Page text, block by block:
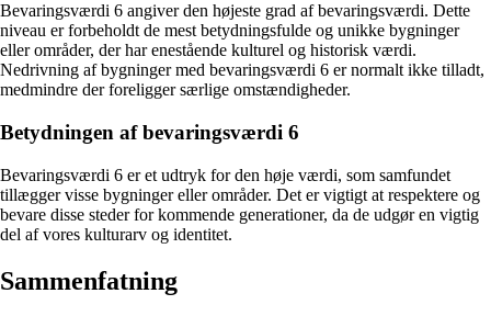
Bevaringsværdi 6 angiver den højeste grad af bevaringsværdi. Dette
niveau er forbeholdt de mest betydningsfulde og unikke bygninger
eller områder, der har enestående kulturel og historisk værdi.
Nedrivning af bygninger med bevaringsværdi 6 er normalt ikke tilladt,
medmindre der foreligger særlige omstændigheder.
Betydningen af bevaringsværdi 6
Bevaringsværdi 6 er et udtryk for den høje værdi, som samfundet
tillægger visse bygninger eller områder. Det er vigtigt at respektere og
bevare disse steder for kommende generationer, da de udgør en vigtig
del af vores kulturarv og identitet.
Sammenfatning